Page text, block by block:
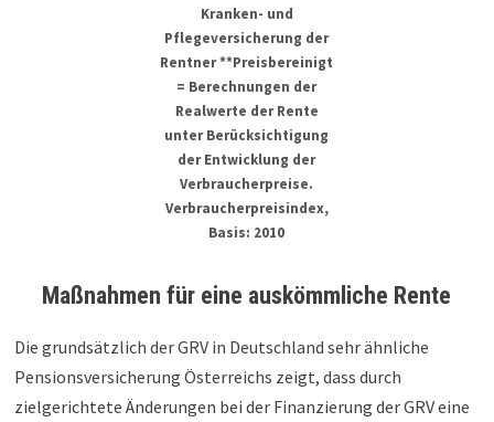
Kranken- und
Pflegeversicherung der
Rentner **Preisbereinigt
= Berechnungen der
Realwerte der Rente
unter Berücksichtigung
der Entwicklung der
Verbraucherpreise.
Verbraucherpreisindex,
Basis: 2010
Maßnahmen für eine auskömmliche Rente
Die grundsätzlich der GRV in Deutschland sehr ähnliche
Pensionsversicherung Österreichs zeigt, dass durch
zielgerichtete Änderungen bei der Finanzierung der GRV eine